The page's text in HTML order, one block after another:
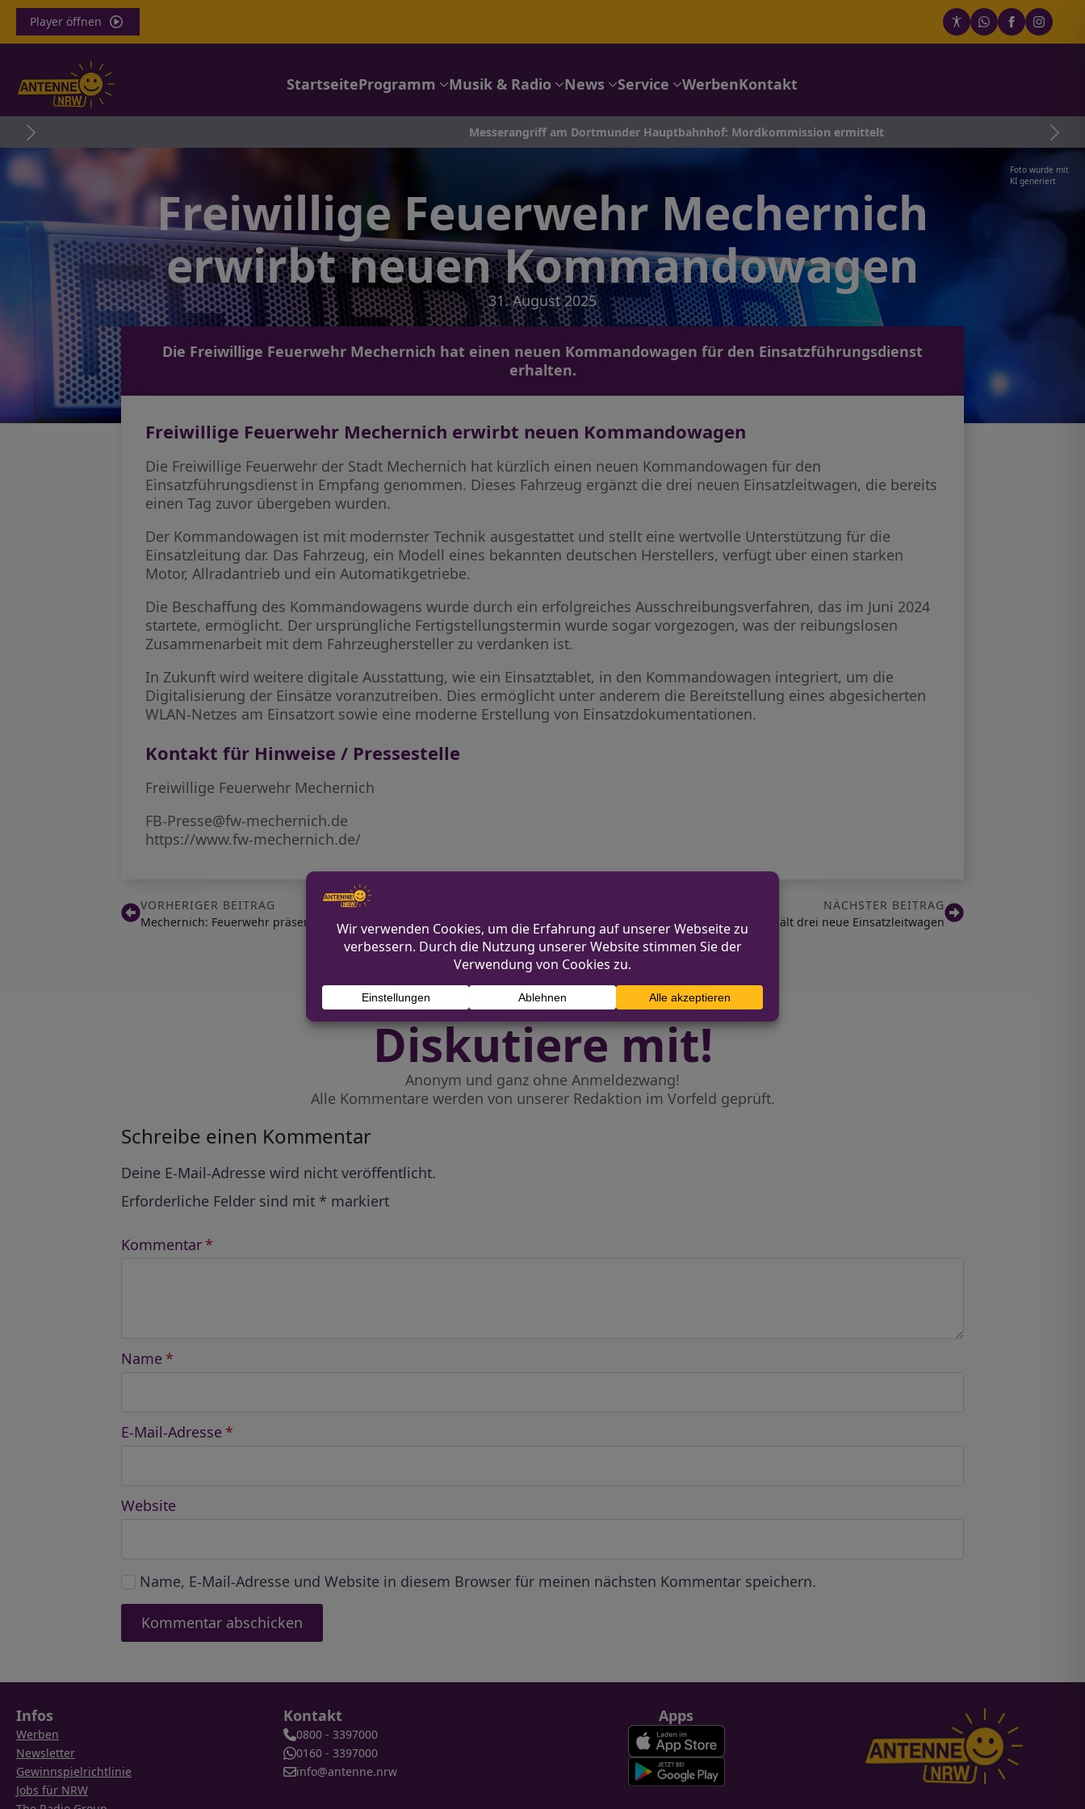
Player öffnen
StartseiteProgramm Musik & Radio News Service WerbenKontakt
Messerangriff am Dortmunder Hauptbahnhof: Mordkommission ermittelt
Foto wurde mit
KI generiert
Freiwillige Feuerwehr Mechernich
erwirbt neuen Kommandowagen
31. August 2025
Die Freiwillige Feuerwehr Mechernich hat einen neuen Kommandowagen für den Einsatzführungsdienst
erhalten.
Freiwillige Feuerwehr Mechernich erwirbt neuen Kommandowagen
Die Freiwillige Feuerwehr der Stadt Mechernich hat kürzlich einen neuen Kommandowagen für den
Einsatzführungsdienst in Empfang genommen. Dieses Fahrzeug ergänzt die drei neuen Einsatzleitwagen, die bereits
einen Tag zuvor übergeben wurden.
Der Kommandowagen ist mit modernster Technik ausgestattet und stellt eine wertvolle Unterstützung für die
Einsatzleitung dar. Das Fahrzeug, ein Modell eines bekannten deutschen Herstellers, verfügt über einen starken
Motor, Allradantrieb und ein Automatikgetriebe.
Die Beschaffung des Kommandowagens wurde durch ein erfolgreiches Ausschreibungsverfahren, das im Juni 2024
startete, ermöglicht. Der ursprüngliche Fertigstellungstermin wurde sogar vorgezogen, was der reibungslosen
Zusammenarbeit mit dem Fahrzeughersteller zu verdanken ist.
In Zukunft wird weitere digitale Ausstattung, wie ein Einsatztablet, in den Kommandowagen integriert, um die
Digitalisierung der Einsätze voranzutreiben. Dies ermöglicht unter anderem die Bereitstellung eines abgesicherten
WLAN-Netzes am Einsatzort sowie eine moderne Erstellung von Einsatzdokumentationen.
Kontakt für Hinweise / Pressestelle
Freiwillige Feuerwehr Mechernich
FB-Presse@fw-mechernich.de
https://www.fw-mechernich.de/
VORHERIGER BEITRAG
Mechernich: Feuerwehr präsentiert Fahrzeuge beim Brunnenfest
NÄCHSTER BEITRAG
Freiwillige Feuerwehr Mechernich erhält drei neue Einsatzleitwagen
Diskutiere mit!
Anonym und ganz ohne Anmeldezwang!
Alle Kommentare werden von unserer Redaktion im Vorfeld geprüft.
Schreibe einen Kommentar
Deine E-Mail-Adresse wird nicht veröffentlicht.
Erforderliche Felder sind mit * markiert
Kommentar *
Name *
E-Mail-Adresse *
Website
Name, E-Mail-Adresse und Website in diesem Browser für meinen nächsten Kommentar speichern.
Infos
Werben
Newsletter
Gewinnspielrichtlinie
Jobs für NRW
Kontakt
0800 - 3397000
0160 - 3397000
info@antenne.nrw
Apps